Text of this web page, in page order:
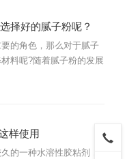
择好的腻子粉呢？
的角色，那么对于腻子
料呢?随着腻子粉的发展
样使用
的一种水溶性胶粘剂，